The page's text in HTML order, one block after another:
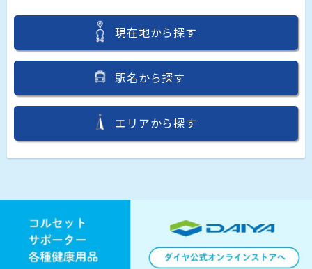
現在地から探す
駅名から探す
エリアから探す